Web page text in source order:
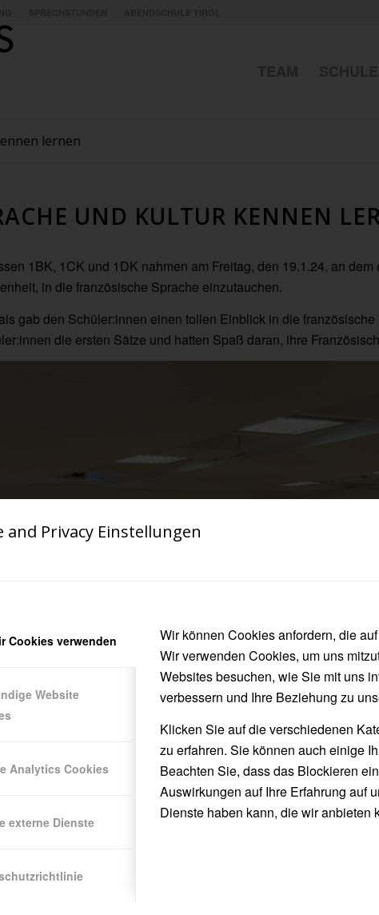
and Privacy Einstellungen
Cookies verwenden
Website
Analytics Cookies
externe Dienste
Wir können Cookies anfordern, die
Wir verwenden Cookies, um uns
Websites besuchen, wie Sie mit uns
verbessern und Ihre Beziehung zu
Klicken Sie auf die verschiedenen
zu erfahren. Sie können auch einige
Beachten Sie, dass das Blockieren
Auswirkungen auf Ihre Erfahrung auf
Dienste haben kann, die wir anbieten
lernen
UND KULTUR KENNEN
1BK, 1CK und 1DK nahmen am Freitag, den 19.1.24, an dem
in die französische Sprache einzutauchen.
gab den Schüler:innen einen tollen Einblick in die
die ersten Sätze und hatten Spaß daran, ihre